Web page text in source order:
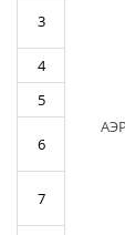
3
4
5
6
7